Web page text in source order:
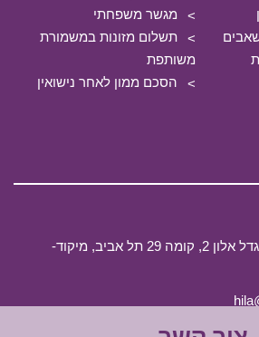
מגשר משפחתי
תשלום מזונות במשמורת
משותפת
הסכם ממון לאחר נישואין
רח' יגאל אלון 94, מגדל אלון 2, קומה 29 תל אביב, מיקוד-